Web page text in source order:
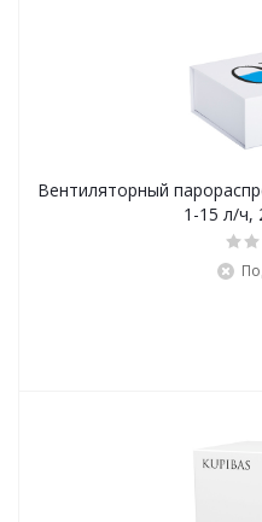
Вентиляторный
1-15 л/ч,